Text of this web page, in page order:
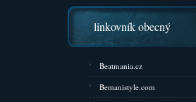
linkovník obecný
Beatmania.cz
Bemanistyle.com